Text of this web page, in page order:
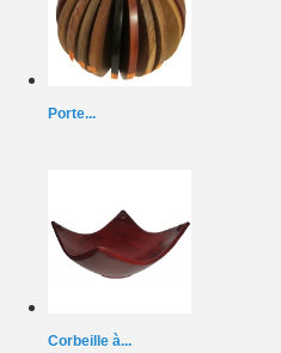
Porte...
Corbeille à...